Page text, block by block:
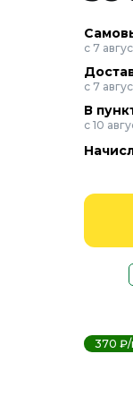
с 7
с 7
В
с 10
370